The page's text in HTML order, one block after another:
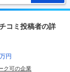
コミ投稿者の詳
万円
ク可の企業